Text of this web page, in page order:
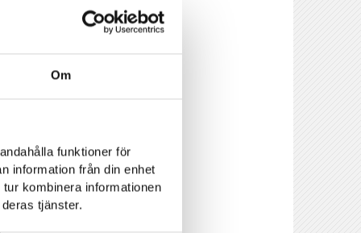
Om
funktioner för
information från din enhet
kombinera informationen
tjänster.